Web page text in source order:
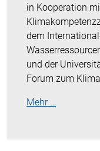
in Kooperation
dem
und der
Forum zum
Mehr …